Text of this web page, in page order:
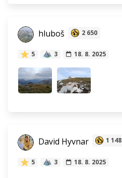
hluboš 2 650
5 3 18. 8. 2025
David Hyvnar 1 148
5 3 18. 8. 2025